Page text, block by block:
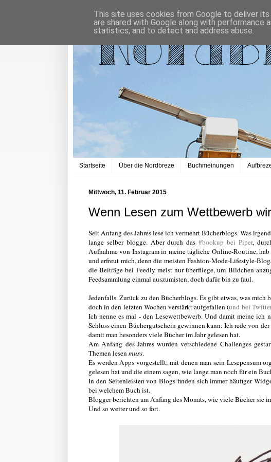
Startseite Über die Nordbreze Buchmeinungen
Mittwoch, 11. Februar 2015
Wenn Lesen zum Wettbewerb
Seit Anfang des Jahres lese ich vermehrt Bücherblogs. Was
lange selber blogge. Aber durch das#bookup bei Piper,
Aufnahme von Instagram in meine tägliche Online-Routine,
und erfreut mich, denn die meisten Fashion-Mode-Lifestyle-
die Beiträge bei Feedly meist nur überfliege, um Bildchen
Feedsammlung einmal auszumisten, doch dafür bin zu faul.
Jedenfalls. Zurück zu den Bücherblogs. Es gibt etwas, was
doch in den letzten Wochen verstärkt aufgefallen (und bei
Ich nenne es mal - den Lesewettbewerb. Und damit meine
Schluss einen Büchergutschein gewinnen kann. Ich rede von
damit man besonders viele Bücher im Jahr gelesen hat.
Am Anfang des Jahres wurden verschiedene Challenges
Themen lesen muss.
Es werden Apps vorgestellt, mit denen man sein Lesepensum
gelesen hat und die einem sagen, wie lange man noch für ein
In den Seitenleisten von Blogs finden sich immer häufiger
bei welchem Buch ist.
Blogger berichten am Anfang des Monats, wie viele Bücher sie
Und so weiter und so fort.
This site uses cookies from Google to deliver
are shared with Google along with
statistics, and to detect and address abuse.